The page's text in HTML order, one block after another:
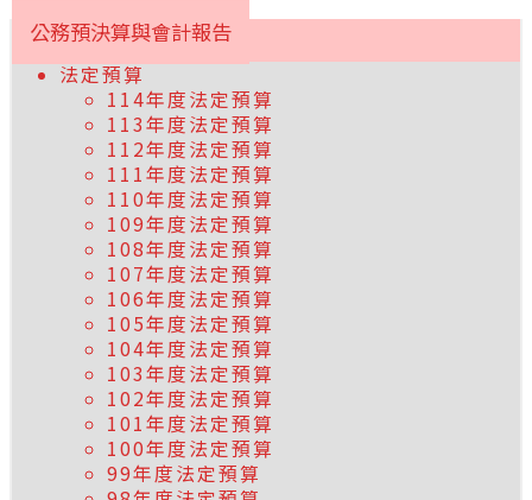
公務預決算與會計報告
法定預算
114年度法定預算
113年度法定預算
112年度法定預算
111年度法定預算
110年度法定預算
109年度法定預算
108年度法定預算
107年度法定預算
106年度法定預算
105年度法定預算
104年度法定預算
103年度法定預算
102年度法定預算
101年度法定預算
100年度法定預算
99年度法定預算